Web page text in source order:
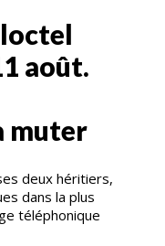
août.
muter
deux héritiers,
dans la plus
téléphonique